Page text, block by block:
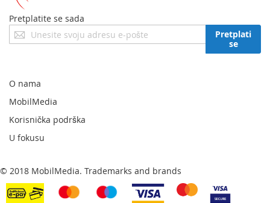
Pretplatite se sada
Prijavite
se
newsletter:
Pretplati
se
O nama
MobilMedia
Korisnička podrška
U fokusu
© 2018 MobilMedia. Trademarks and brands